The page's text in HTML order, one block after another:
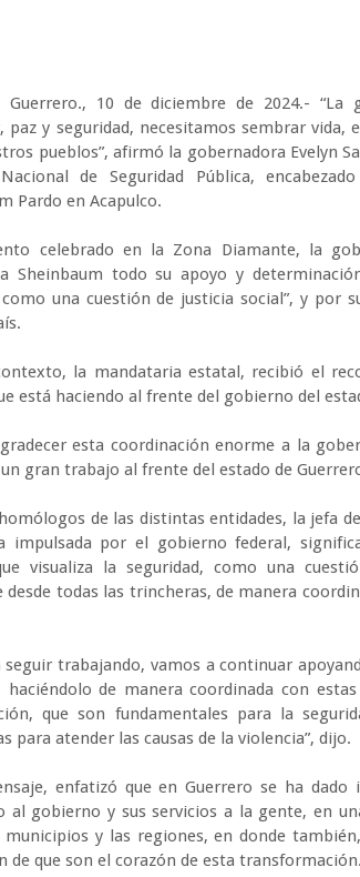
Guerrero., 10 de diciembre de 2024.-
paz y seguridad, necesitamos sembrar vida,
pueblos”, afirmó la gobernadora Evelyn
de Seguridad Pública,
Pardo en Acapulco.
celebrado en la Zona Diamante, la
Sheinbaum todo su apoyo y
como una cuestión de justicia social”, y por
la mandataria estatal, recibió el
está haciendo al frente del gobierno del
esta coordinación enorme a la
gran trabajo al frente del estado de
de las distintas entidades, la jefa
impulsada por el gobierno federal,
visualiza la seguridad, como una
desde todas las trincheras, de manera
seguir trabajando, vamos a continuar
haciéndolo de manera coordinada con
que son fundamentales para la
para atender las causas de la violencia”, dijo.
enfatizó que en Guerrero se ha
al gobierno y sus servicios a la gente, en
y las regiones, en donde
de que son el corazón de esta transformación.